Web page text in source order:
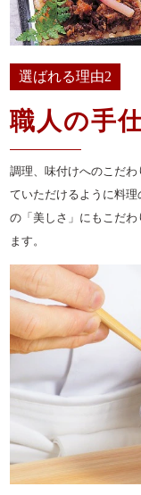
九重弁当
和洋会席弁当
松花堂
特選こだわり弁当
会席膳（回収容器）
オードブル/皿鉢
お子様向け料理
単品・オプション
ご予算で選ぶ
～999円
1,000～1,999円
2,000～2,999円
4,000～4,999円
5,000～5,999円
選ばれる理由2
職人の手
調理、味付けへのこだ
ていただけるように料
の「美しさ」にもこだ
ます。